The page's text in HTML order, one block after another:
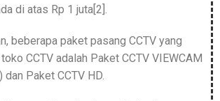
di atas Rp 1 juta[2].
beberapa paket pasang CCTV yang
CCTV adalah Paket CCTV VIEWCAM
dan Paket CCTV HD.